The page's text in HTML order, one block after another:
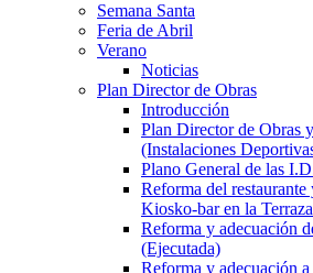
Semana Santa
Feria de Abril
Verano
Noticias
Plan Director de Obras
Introducción
Plan Director de Obras
(Instalaciones
Plano General de las
Reforma del
Kiosko-bar en la
Reforma y adecuación
(Ejecutada)
Reforma y adecuación